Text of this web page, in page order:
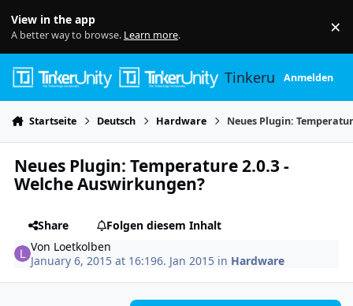
View in the app
A better way to browse. Learn more. ×
TinkerunityAnmelden
Startseite Deutsch Hardware Neues Plugin:
Neues Plugin: Temperature 2.0.3 -
Welche Auswirkungen?
Share
Folgen diesem Inhalt
Von Loetkolben
January 6, 2015 at 16:196. Jan 2015 in Hardware